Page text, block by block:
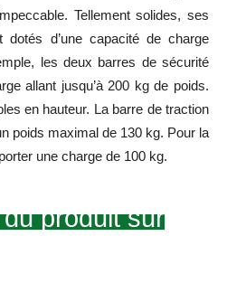
Tellement solides, ses
dotés d’une capacité de charge
les deux barres de sécurité
allant jusqu’à 200 kg de poids.
en hauteur. La barre de traction
poids maximal de 130 kg. Pour la
une charge de 100 kg.
produit sur